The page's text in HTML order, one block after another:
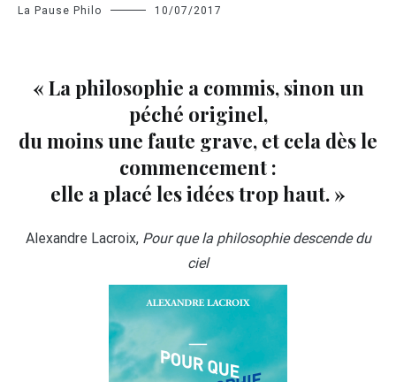
La Pause Philo 10/07/2017
« La philosophie a commis, sinon un
péché originel,
du moins une faute grave, et cela dès le
commencement :
elle a placé les idées trop haut. »
Alexandre Lacroix, Pour que la philosophie descende du
ciel